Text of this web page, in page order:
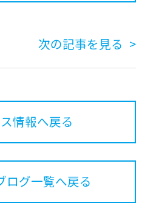
次の記事を見る
情報へ戻る
ログ一覧へ戻る